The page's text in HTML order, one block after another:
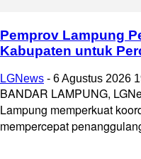
Pemprov Lampung
Kabupaten untuk
LGNews - 6 Agustus 2026
BANDAR LAMPUNG,
Lampung memperkuat
mempercepat